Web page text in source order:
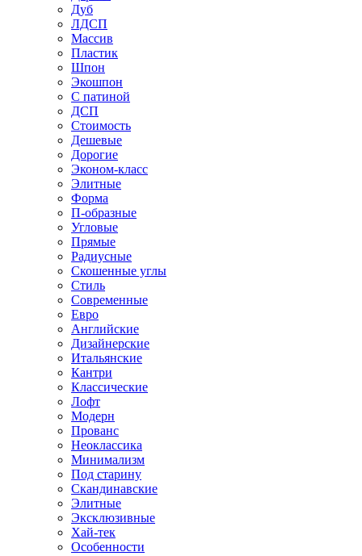
Дуб
ЛДСП
Массив
Пластик
Шпон
Экошпон
С патиной
ДСП
Стоимость
Дешевые
Дорогие
Эконом-класс
Элитные
Форма
П-образные
Угловые
Прямые
Радиусные
Скошенные углы
Стиль
Современные
Евро
Английские
Дизайнерские
Итальянские
Кантри
Классические
Лофт
Модерн
Прованс
Неоклассика
Минимализм
Под старину
Скандинавские
Элитные
Эксклюзивные
Хай-тек
Особенности